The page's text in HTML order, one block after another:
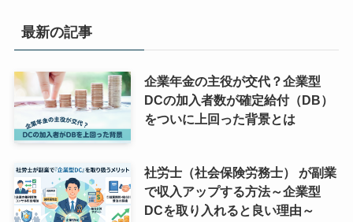
最新の記事
企業年金の主役が交代？企業型
DCの加入者数が確定給付（DB）
をついに上回った背景とは
社労士（社会保険労務士） が副業
で収入アップする方法～企業型
DCを取り入れると良い理由～